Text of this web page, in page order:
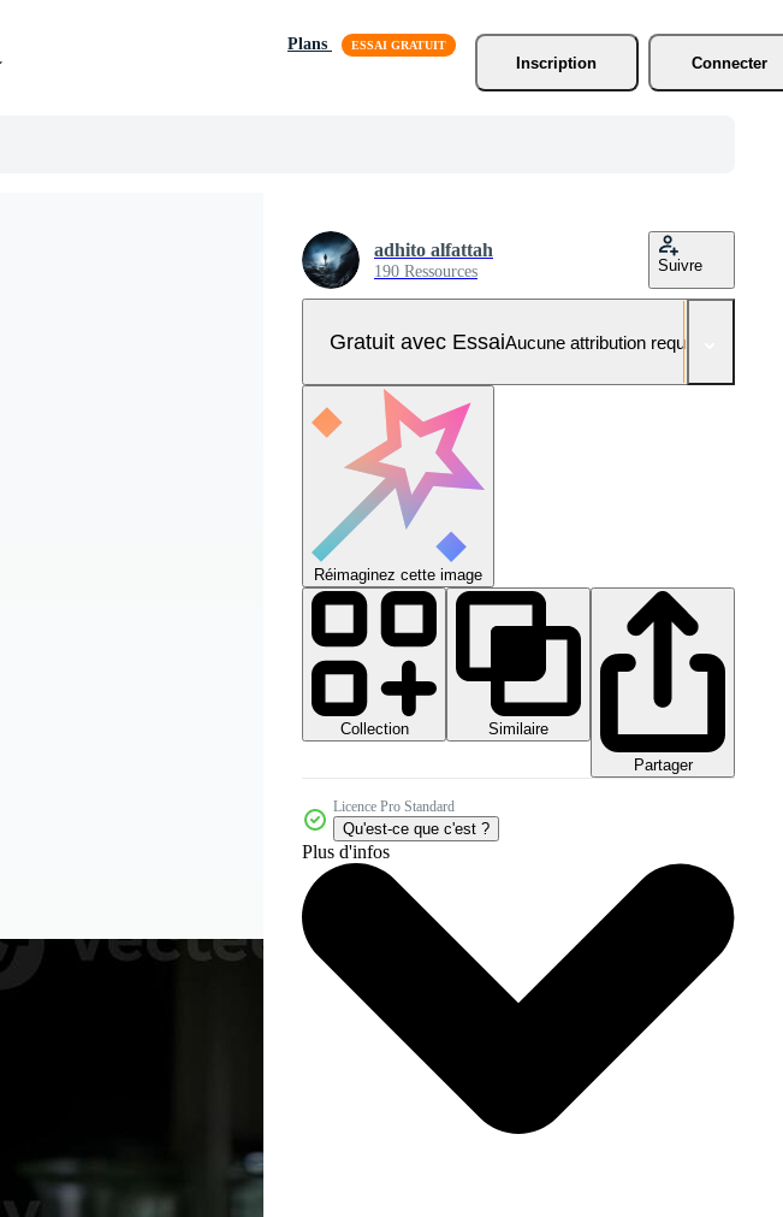
Plans
Inscription
Connecter
adhito alfattah
190 Ressources Suivre
Gratuit avec EssaiAucune attribution requise
Réimaginez cette image
Collection
Similaire
Partager
Licence Pro Standard
Qu'est-ce que c'est ?
Plus d'infos